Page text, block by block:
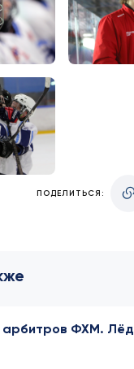
ПОДЕЛИТЬСЯ:
арбитров ФХМ. Лёд